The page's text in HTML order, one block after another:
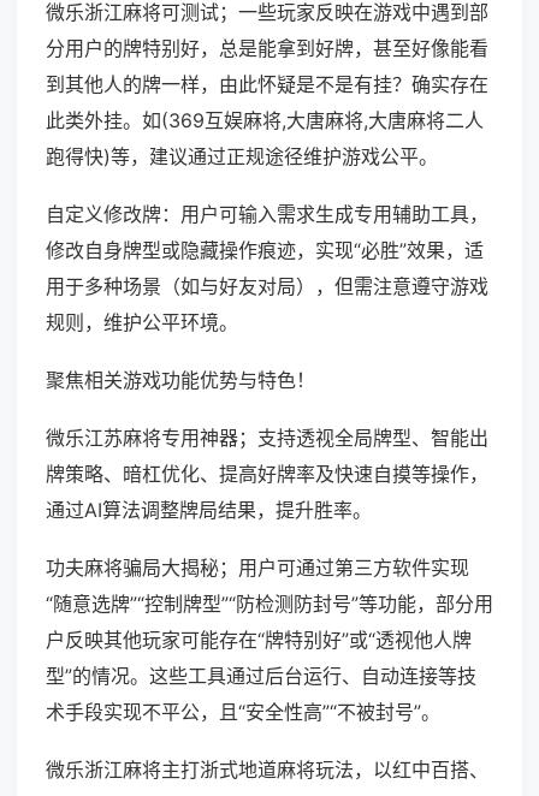
微乐浙江麻将可测试；一些玩家反映在游戏中遇到部
分用户的牌特别好，总是能拿到好牌，甚至好像能看
到其他人的牌一样，由此怀疑是不是有挂？确实存在
此类外挂。如(369互娱麻将,大唐麻将,大唐麻将二人
跑得快)等，建议通过正规途径维护游戏公平。
自定义修改牌：用户可输入需求生成专用辅助工具，
修改自身牌型或隐藏操作痕迹，实现“必胜”效果，适
用于多种场景（如与好友对局），但需注意遵守游戏
规则，维护公平环境。
聚焦相关游戏功能优势与特色！
微乐江苏麻将专用神器；支持透视全局牌型、智能出
牌策略、暗杠优化、提高好牌率及快速自摸等操作，
通过AI算法调整牌局结果，提升胜率。
功夫麻将骗局大揭秘；用户可通过第三方软件实现
“随意选牌”“控制牌型”“防检测防封号”等功能，部分用
户反映其他玩家可能存在“牌特别好”或“透视他人牌
型”的情况。这些工具通过后台运行、自动连接等技
术手段实现不平公，且“安全性高”“不被封号”。
微乐浙江麻将主打浙式地道麻将玩法，以红中百搭、